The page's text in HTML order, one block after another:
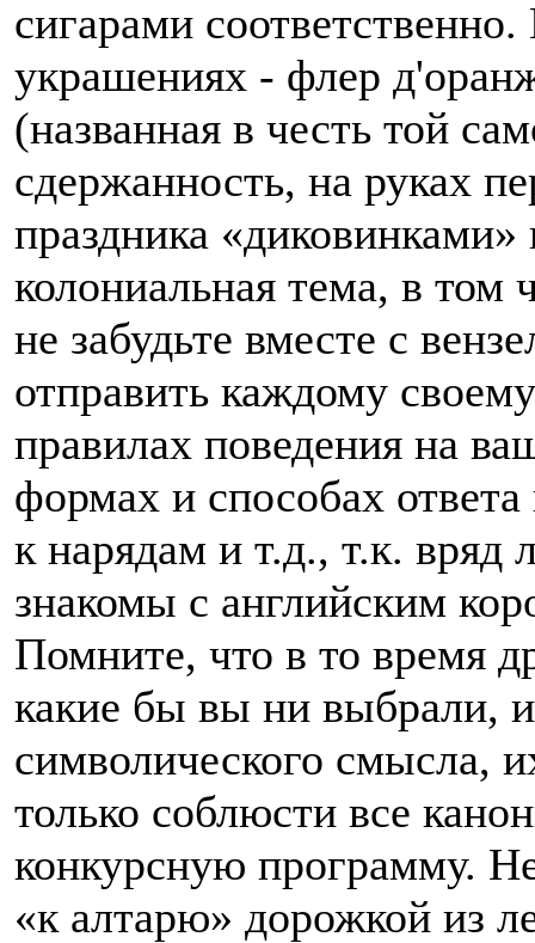
сигарами
украшениях - флер
(названная в честь той
сдержанность, на руках
праздника
колониальная тема, в том
не забудьте вместе с
отправить каждому
правилах поведения на
формах и способах
к нарядам и т.д., т.к. вряд
знакомы с английским
Помните, что в то время
какие бы вы ни выбрали,
символического смысла,
только соблюсти все
конкурсную программу.
«к алтарю» дорожкой из